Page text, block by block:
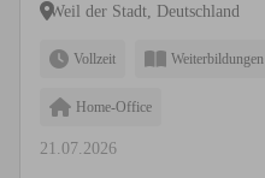
Weil der Stadt, Deutschland
Vollzeit Weiterbildungen
Home-Office
21.07.2026